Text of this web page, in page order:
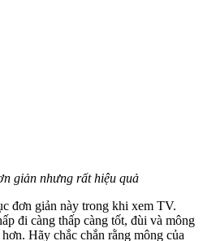
giản nhưng rất hiệu quả
đơn giản này trong khi xem TV.
đi càng thấp càng tốt, đùi và mông
Hãy chắc chắn rằng mông của